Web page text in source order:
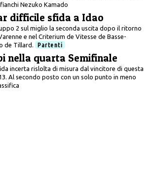
Nezuko Kamado
difficile sfida a Idao
2 sul miglio la seconda uscita dopo il ritorno
e nel Criterium de Vitesse de Basse-
de Tillard.
Partenti
nella quarta Semifinale
incerta rislolta di misura dal vincitore di questa
Al secondo posto con un solo punto in meno